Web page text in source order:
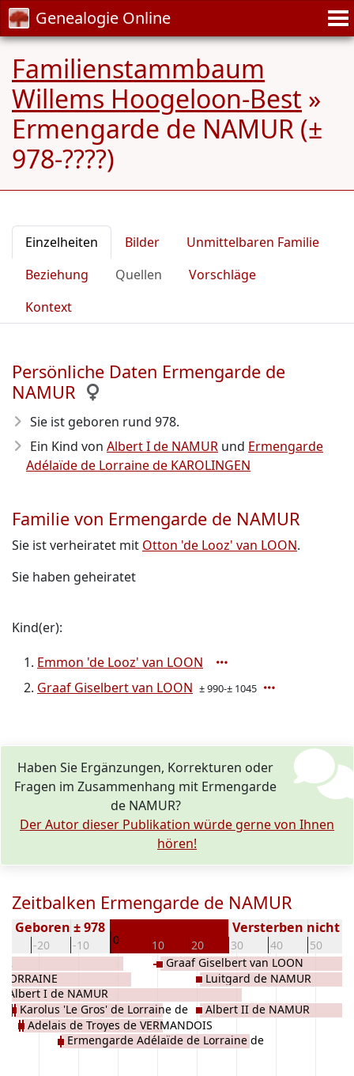
Genealogie Online
Familienstammbaum
Willems Hoogeloon-Best »
Ermengarde de NAMUR (±
978-????)
Einzelheiten Bilder
Unmittelbaren Familie
Beziehung
Quellen
Vorschläge
Kontext
Persönliche Daten Ermengarde de
NAMUR
Sie ist geboren rund 978.
Ein Kind von Albert I de NAMUR und Ermengarde
Adélaïde de Lorraine de KAROLINGEN
Familie von Ermengarde de NAMUR
Sie ist verheiratet mit Otton 'de Looz' van LOON.
Sie haben geheiratet
Kind(er):
Emmon 'de Looz' van LOON
Graaf Giselbert van LOON ± 990-± 1045
Haben Sie Ergänzungen, Korrekturen oder
Fragen im Zusammenhang mit Ermengarde
de NAMUR?
Der Autor dieser Publikation würde gerne von Ihnen
hören!
Zeitbalken Ermengarde de NAMUR
-20 -10 0 10 20 30 40 50
Geboren ± 978 Versterben nicht
Albert I de NAMUR
Karolus 'Le Gros' de Lorraine de
KAROLINGEN
Adelais de Troyes de VERMANDOIS
Ermengarde Adélaïde de Lorraine de
Graaf Giselbert van LOON
Luitgard de NAMUR
Albert II de NAMUR